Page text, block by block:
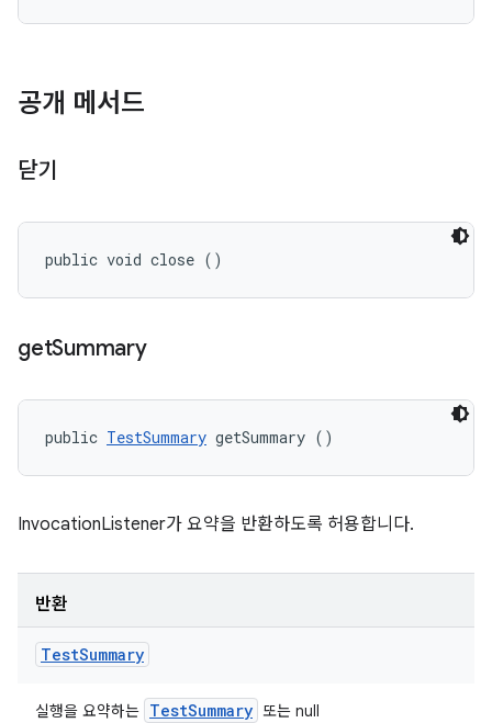
공개 메서드
닫기
public void close ()
getSummary
public TestSummary getSummary ()
InvocationListener가 요약을 반환하도록 허용합니다.
반환
TestSummary
실행을 요약하는 TestSummary 또는 null